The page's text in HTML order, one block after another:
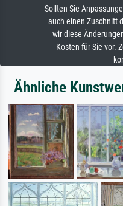
Sollten Sie
auch einen Zuschnitt
wir diese
Kosten für Sie vor.
Ähnliche